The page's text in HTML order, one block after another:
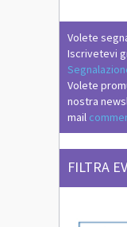
Volete
Iscrivetevi
Volete
nostra
mail
FILTRA